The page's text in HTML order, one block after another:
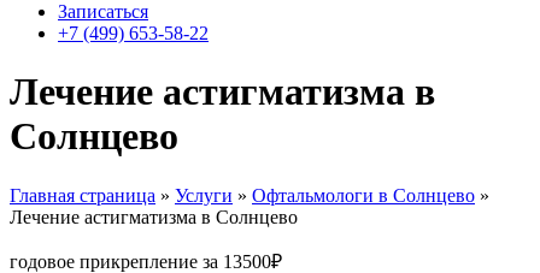
Записаться
+7 (499) 653-58-22
Лечение астигматизма в
Солнцево
Главная страница » Услуги » Офтальмологи в Солнцево »
Лечение астигматизма в Солнцево
годовое прикрепление за 13500₽